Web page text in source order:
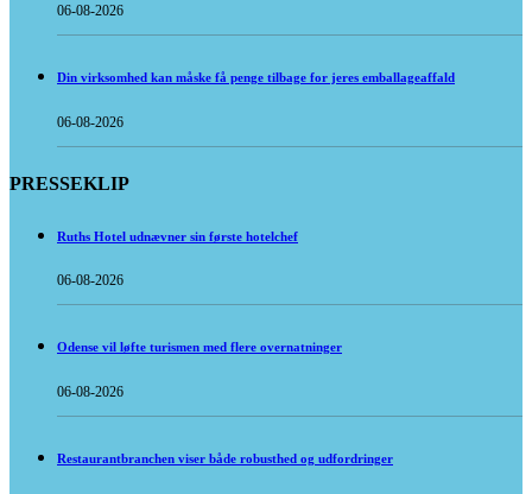
06-08-2026
Din virksomhed kan måske få penge tilbage for jeres emballageaffald
06-08-2026
PRESSEKLIP
Ruths Hotel udnævner sin første hotelchef
06-08-2026
Odense vil løfte turismen med flere overnatninger
06-08-2026
Restaurantbranchen viser både robusthed og udfordringer